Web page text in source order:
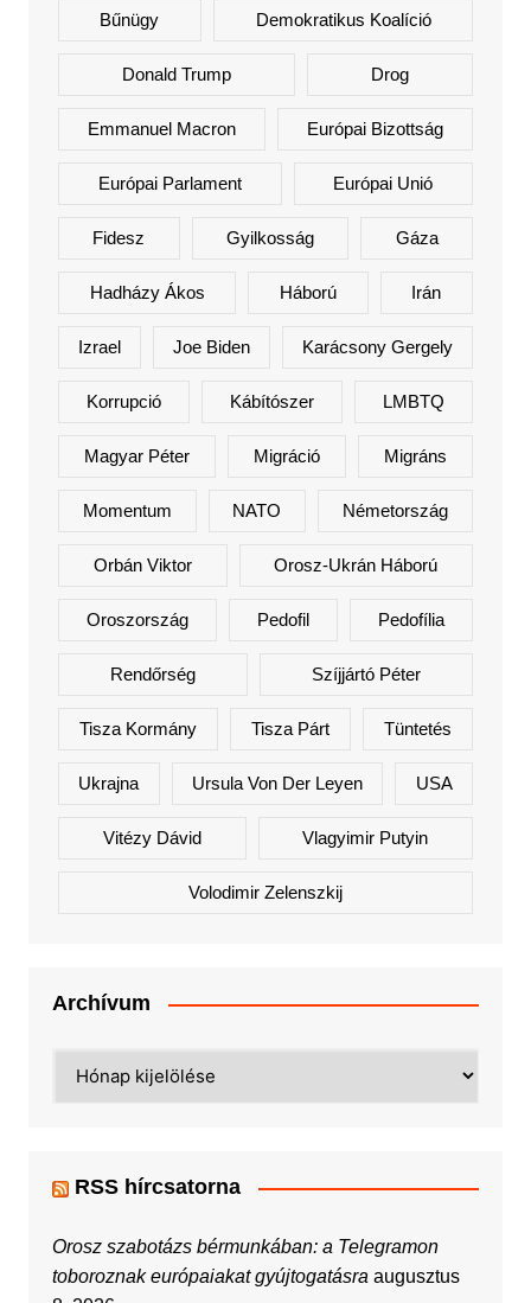
Bűnügy Demokratikus Koalíció
Donald Trump Drog
Emmanuel Macron Európai Bizottság
Európai Parlament Európai Unió
Fidesz Gyilkosság Gáza
Hadházy Ákos Háború Irán
Izrael Joe Biden Karácsony Gergely
Korrupció Kábítószer LMBTQ
Magyar Péter Migráció Migráns
Momentum NATO Németország
Orbán Viktor Orosz-Ukrán Háború
Oroszország Pedofil Pedofília
Rendőrség Szíjjártó Péter
Tisza Kormány Tisza Párt Tüntetés
Ukrajna Ursula Von Der Leyen USA
Vitézy Dávid Vlagyimir Putyin
Volodimir Zelenszkij
Archívum
RSS hírcsatorna
Orosz szabotázs bérmunkában: a Telegramon
toboroznak európaiakat gyújtogatásra augusztus